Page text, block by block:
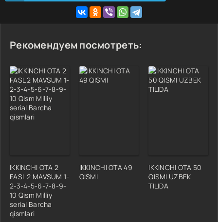
Рекомендуем посмотреть:
IKKINCHI OTA 2
FASL 2 MAVSUM 1-
2-3-4-5-6-7-8-9-
10 Qism Milliy
serial Barcha
qismlari
IKKINCHI OTA 49
QISMI
IKKINCHI OTA 50
QISMI UZBEK
TILIDA